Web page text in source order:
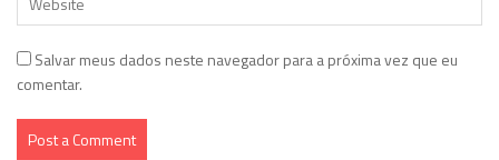
Salvar meus dados neste navegador para a próxima vez que eu
comentar.